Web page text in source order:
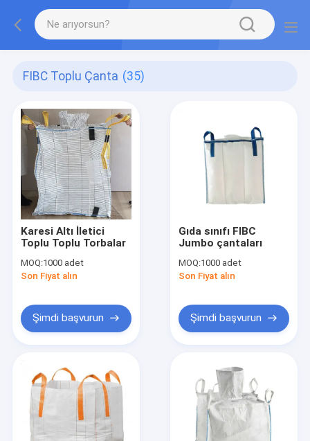
FIBC Toplu Çanta (35)
Karesi Altı İletici
Toplu Toplu Torbalar
MOQ:1000 adet
Son Fiyat alın
Şimdi başvurun
Gıda sınıfı FIBC
Jumbo çantaları
MOQ:1000 adet
Son Fiyat alın
Şimdi başvurun